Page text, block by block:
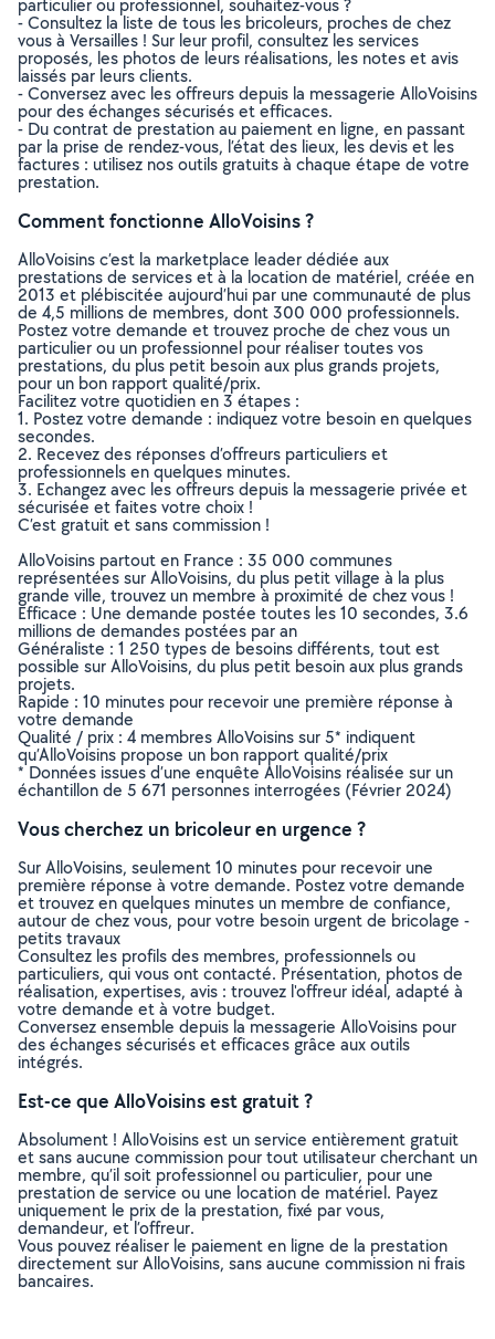
particulier ou professionnel, souhaitez-vous ?
- Consultez la liste de tous les bricoleurs, proches de chez
vous à Versailles ! Sur leur profil, consultez les services
proposés, les photos de leurs réalisations, les notes et avis
laissés par leurs clients.
- Conversez avec les offreurs depuis la messagerie AlloVoisins
pour des échanges sécurisés et efficaces.
- Du contrat de prestation au paiement en ligne, en passant
par la prise de rendez-vous, l’état des lieux, les devis et les
factures : utilisez nos outils gratuits à chaque étape de votre
prestation.
Comment fonctionne AlloVoisins ?
AlloVoisins c’est la marketplace leader dédiée aux
prestations de services et à la location de matériel, créée en
2013 et plébiscitée aujourd’hui par une communauté de plus
de 4,5 millions de membres, dont 300 000 professionnels.
Postez votre demande et trouvez proche de chez vous un
particulier ou un professionnel pour réaliser toutes vos
prestations, du plus petit besoin aux plus grands projets,
pour un bon rapport qualité/prix.
Facilitez votre quotidien en 3 étapes :
1. Postez votre demande : indiquez votre besoin en quelques
secondes.
2. Recevez des réponses d’offreurs particuliers et
professionnels en quelques minutes.
3. Echangez avec les offreurs depuis la messagerie privée et
sécurisée et faites votre choix !
C’est gratuit et sans commission !
AlloVoisins partout en France : 35 000 communes
représentées sur AlloVoisins, du plus petit village à la plus
grande ville, trouvez un membre à proximité de chez vous !
Efficace : Une demande postée toutes les 10 secondes, 3.6
millions de demandes postées par an
Généraliste : 1 250 types de besoins différents, tout est
possible sur AlloVoisins, du plus petit besoin aux plus grands
projets.
Rapide : 10 minutes pour recevoir une première réponse à
votre demande
Qualité / prix : 4 membres AlloVoisins sur 5* indiquent
qu’AlloVoisins propose un bon rapport qualité/prix
* Données issues d’une enquête AlloVoisins réalisée sur un
échantillon de 5 671 personnes interrogées (Février 2024)
Vous cherchez un bricoleur en urgence ?
Sur AlloVoisins, seulement 10 minutes pour recevoir une
première réponse à votre demande. Postez votre demande
et trouvez en quelques minutes un membre de confiance,
autour de chez vous, pour votre besoin urgent de bricolage -
petits travaux
Consultez les profils des membres, professionnels ou
particuliers, qui vous ont contacté. Présentation, photos de
réalisation, expertises, avis : trouvez l'offreur idéal, adapté à
votre demande et à votre budget.
Conversez ensemble depuis la messagerie AlloVoisins pour
des échanges sécurisés et efficaces grâce aux outils
intégrés.
Est-ce que AlloVoisins est gratuit ?
Absolument ! AlloVoisins est un service entièrement gratuit
et sans aucune commission pour tout utilisateur cherchant un
membre, qu’il soit professionnel ou particulier, pour une
prestation de service ou une location de matériel. Payez
uniquement le prix de la prestation, fixé par vous,
demandeur, et l’offreur.
Vous pouvez réaliser le paiement en ligne de la prestation
directement sur AlloVoisins, sans aucune commission ni frais
bancaires.